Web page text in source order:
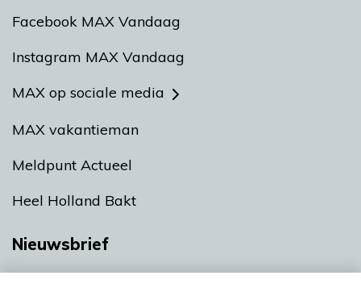
Facebook MAX Vandaag
Instagram MAX Vandaag
MAX op sociale media
MAX vakantieman
Meldpunt Actueel
Heel Holland Bakt
Nieuwsbrief